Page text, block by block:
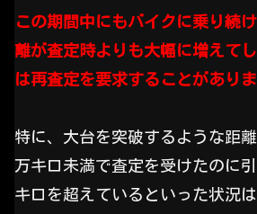
この期間中にもバイクに乗り続
離が査定時よりも大幅に増えて
は再査定を要求することがありま
特に、大台を突破するような距
万キロ未満で査定を受けたのに
キロを超えているといった状況